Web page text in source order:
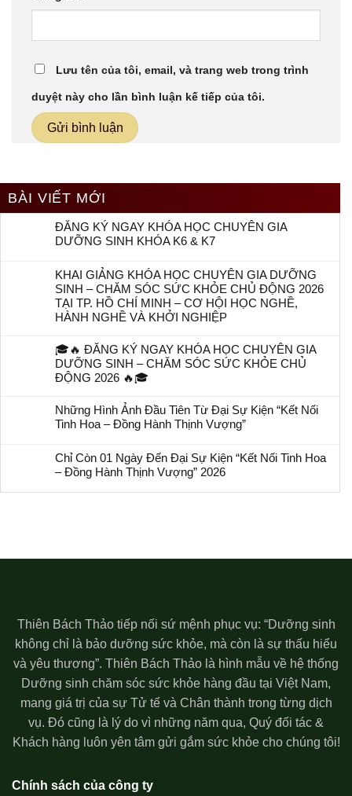
Lưu tên của tôi, email, và trang web trong trình
duyệt này cho lần bình luận kế tiếp của tôi.
BÀI VIẾT MỚI
ĐĂNG KÝ NGAY KHÓA HỌC CHUYÊN GIA
DƯỠNG SINH KHÓA K6 & K7
KHAI GIẢNG KHÓA HỌC CHUYÊN GIA DƯỠNG
SINH – CHĂM SÓC SỨC KHỎE CHỦ ĐỘNG 2026
TẠI TP. HỒ CHÍ MINH – CƠ HỘI HỌC NGHỀ,
HÀNH NGHỀ VÀ KHỞI NGHIỆP
🎓🔥 ĐĂNG KÝ NGAY KHÓA HỌC CHUYÊN GIA
DƯỠNG SINH – CHĂM SÓC SỨC KHỎE CHỦ
ĐỘNG 2026 🔥🎓
Những Hình Ảnh Đầu Tiên Từ Đại Sự Kiện “Kết Nối
Tinh Hoa – Đồng Hành Thịnh Vượng”
Chỉ Còn 01 Ngày Đến Đại Sự Kiện “Kết Nối Tinh Hoa
– Đồng Hành Thịnh Vượng” 2026
Thiên Bách Thảo tiếp nối sứ mệnh phục vụ: “Dưỡng sinh
không chỉ là bảo dưỡng sức khỏe, mà còn là sự thấu hiểu
và yêu thương”. Thiên Bách Thảo là hình mẫu về hệ thống
Dưỡng sinh chăm sóc sức khỏe hàng đầu tại Việt Nam,
mang giá trị của sự Tử tế và Chân thành trong từng dịch
vụ. Đó cũng là lý do vì những năm qua, Quý đối tác &
Khách hàng luôn yên tâm gửi gắm sức khỏe cho chúng tôi!
Chính sách của công ty